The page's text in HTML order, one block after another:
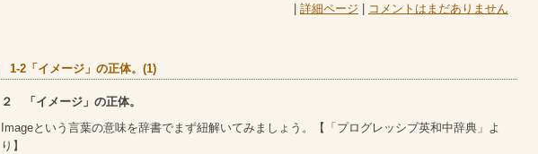
詳細ページ コメントはまだありません
1-2「イメージ」の正体。(1)
２ 「イメージ」の正体。
Imageという言葉の意味を辞書でまず紐解いてみましょう。【「プログレッシブ英和中辞典」よ
り】